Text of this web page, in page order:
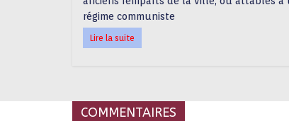
régime communiste
Lire la suite
COMMENTAIRES